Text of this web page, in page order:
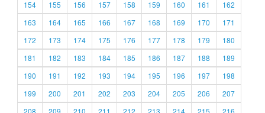
154
155 156 157 158 159 160 161
162
163
164 165 166 167 168 169 170
171
172
173 174 175 176 177 178 179
180
181
182 183 184 185 186 187 188
189
190
191 192 193 194 195 196 197
198
199
200 201 202 203 204 205 206
207
208
209 210 211 212 213 214 215
216